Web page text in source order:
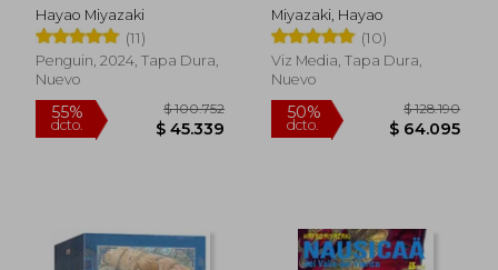
Hayao Miyazaki
(11)
Penguin, 2024, Tapa Dura,
Nuevo
Miyazaki, Hayao
(10)
Viz Media, Tapa Dura,
Nuevo